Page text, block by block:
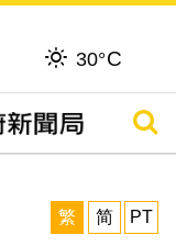
30°C
搜尋
繁
简 PT